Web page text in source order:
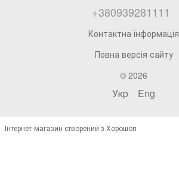
+380939281111
Контактна інформація
Повна версія сайту
© 2026
Укр Eng
Інтернет-магазин створений з Хорошоп